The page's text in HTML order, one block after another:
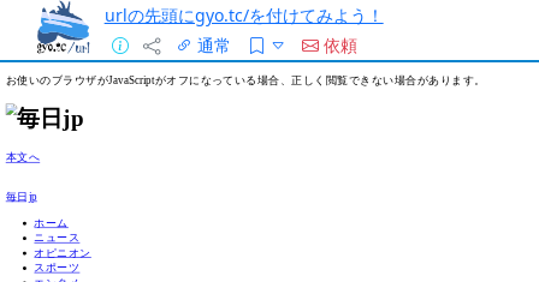
urlの先頭にgyo.tc/を付けてみよう！
通常
依頼